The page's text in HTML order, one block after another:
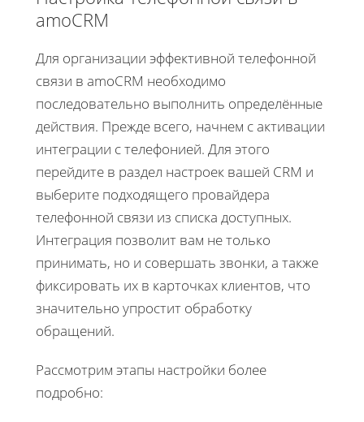
amoCRM
Для организации эффективной телефонной
связи в amoCRM необходимо
последовательно выполнить определённые
действия. Прежде всего, начнем с активации
интеграции с телефонией. Для этого
перейдите в раздел настроек вашей CRM и
выберите подходящего провайдера
телефонной связи из списка доступных.
Интеграция позволит вам не только
принимать, но и совершать звонки, а также
фиксировать их в карточках клиентов, что
значительно упростит обработку
обращений.
Рассмотрим этапы настройки более
подробно: